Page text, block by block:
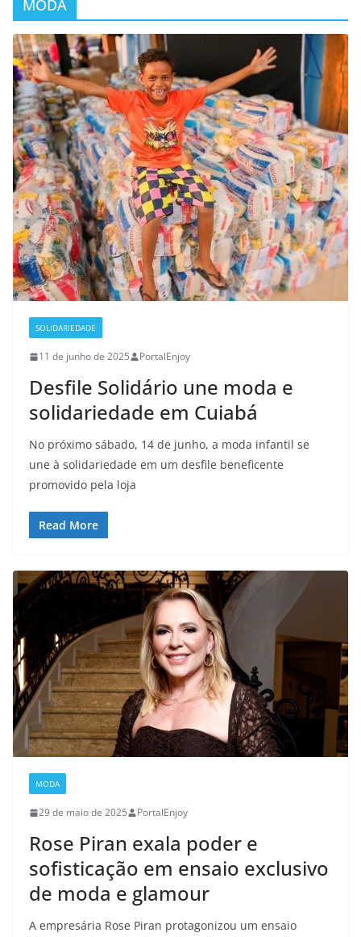
MODA
SOLIDARIEDADE
11 de junho de 2025 PortalEnjoy
Desfile Solidário une moda e
solidariedade em Cuiabá
No próximo sábado, 14 de junho, a moda infantil se
une à solidariedade em um desfile beneficente
promovido pela loja
Read More
MODA
29 de maio de 2025 PortalEnjoy
Rose Piran exala poder e
sofisticação em ensaio exclusivo
de moda e glamour
A empresária Rose Piran protagonizou um ensaio